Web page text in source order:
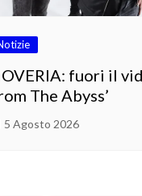
fuori il
The Abyss’
5 Agosto 2026